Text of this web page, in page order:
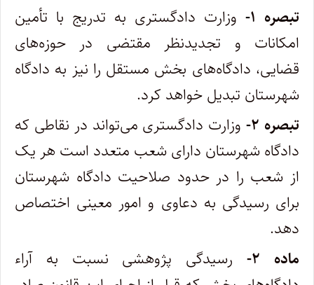
تبصره ۱- وزارت دادگستری به تدریج با تأمین
امکانات و تجدیدنظر مقتضی در حوزه‌های
قضایی، دادگاه‌های بخش مستقل را نیز به دادگاه
شهرستان تبدیل خواهد کرد.
تبصره ۲- وزارت دادگستری می‌تواند در نقاطی که
دادگاه شهرستان دارای شعب متعدد است هر یک
از شعب را در حدود صلاحیت دادگاه شهرستان
برای رسیدگی به دعاوی و امور معینی اختصاص
دهد.
ماده ۲-
رسیدگی پژوهشی نسبت به آراء